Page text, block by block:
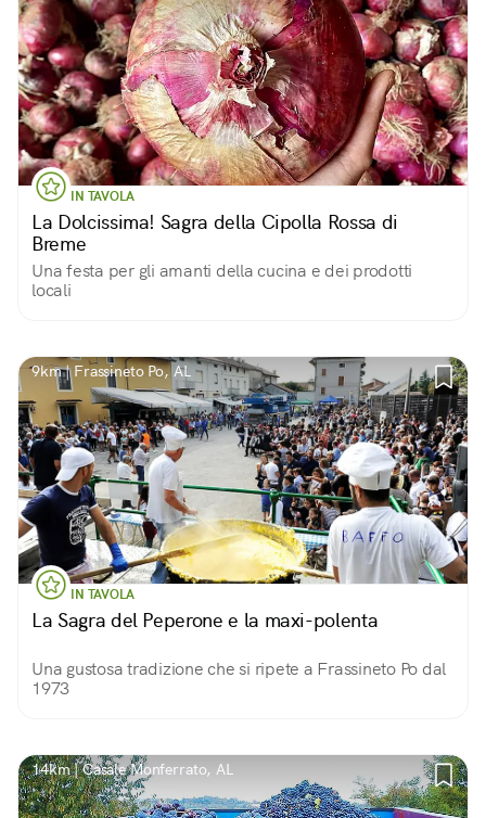
IN TAVOLA
La Dolcissima! Sagra della Cipolla Rossa di
Breme
Una festa per gli amanti della cucina e dei prodotti
locali
9km | Frassineto Po, AL
IN TAVOLA
La Sagra del Peperone e la maxi-polenta
Una gustosa tradizione che si ripete a Frassineto Po dal
1973
14km | Casale Monferrato, AL